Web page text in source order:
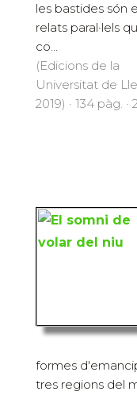
les bastides són
relats paral·lels
co...
(Edicions de la
Universitat de
2019) · 134 pàg. ·
formes
tres regions del